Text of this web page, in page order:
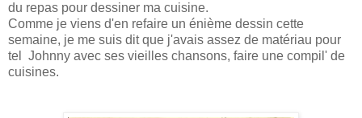
du repas pour dessiner ma cuisine.
Comme je viens d'en refaire un énième dessin cette
semaine, je me suis dit que j'avais assez de matériau pour
tel Johnny avec ses vieilles chansons, faire une compil' de
cuisines.